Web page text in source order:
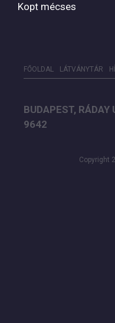
Kopt mécses
FŐOLDAL LÁTVÁNYTÁR
BUDAPEST,
9642
Copyright